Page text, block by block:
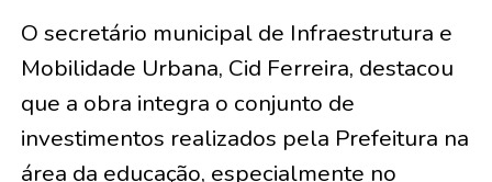
O secretário municipal de Infraestrutura e
Mobilidade Urbana, Cid Ferreira, destacou
que a obra integra o conjunto de
investimentos realizados pela Prefeitura na
área da educação, especialmente no